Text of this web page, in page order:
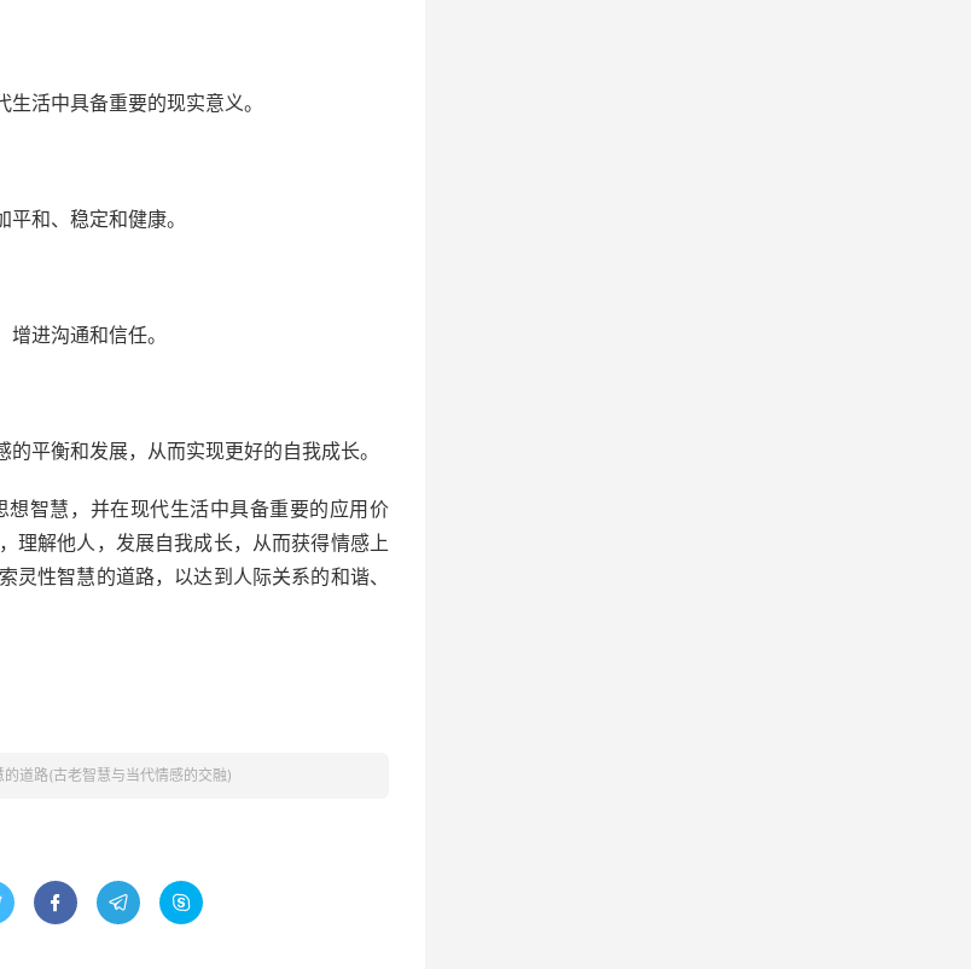
活中具备重要的现实意义。
和、稳定和健康。
进沟通和信任。
平衡和发展，从而实现更好的自我成长。
智慧，并在现代生活中具备重要的应用价
理解他人，发展自我成长，从而获得情感上
性智慧的道路，以达到人际关系的和谐、
道路(古老智慧与当代情感的交融)
  